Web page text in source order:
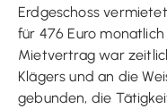
Erdgeschoss
für 476 Euro
Mietvertrag war
Klägers und an die
gebunden, die